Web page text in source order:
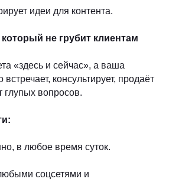
идеи для контента.
не грубит клиентам
«здесь и сейчас», а ваша
консультирует, продаёт
глупых вопросов.
в любое время суток.
соцсетями и